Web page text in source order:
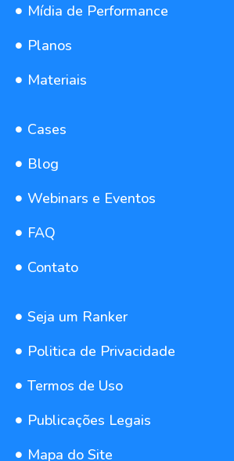
Mídia de Performance
Planos
Materiais
Cases
Blog
Webinars e Eventos
FAQ
Contato
Seja um Ranker
Politica de Privacidade
Termos de Uso
Publicações Legais
Mapa do Site